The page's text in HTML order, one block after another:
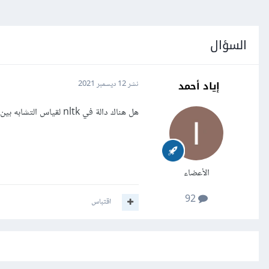
السؤال
إياد أحمد
الأعضاء
نشر12 ديسمبر 2021
هل هناك دالة في nltk لقياس التشابه بين كلمتين؟
اقتباس